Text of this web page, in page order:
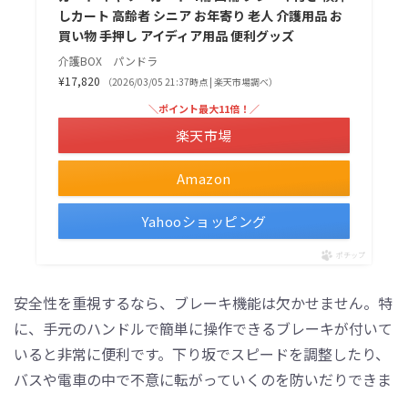
しカート 高齢者 シニア お年寄り 老人 介護用品 お
買い物 手押し アイディア用品 便利グッズ
介護BOX パンドラ
¥17,820
（2026/03/05 21:37時点 | 楽天市場調べ）
Amazon
＼ポイント最大11倍！／
楽天市場
Yahooショッピング
ポチップ
安全性を重視するなら、ブレーキ機能は欠かせません。特
に、手元のハンドルで簡単に操作できるブレーキが付いて
いると非常に便利です。下り坂でスピードを調整したり、
バスや電車の中で不意に転がっていくのを防いだりできま